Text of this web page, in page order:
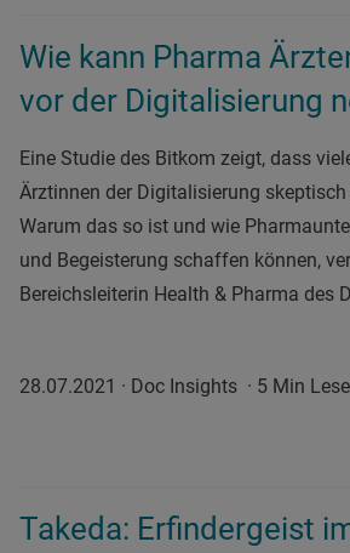
Wie kann Pharma
vor der Digitalisierung
Eine Studie des Bitkom zeigt, dass
Ärztinnen der Digitalisierung skeptisch
Warum das so ist und wie
und Begeisterung schaffen können,
Bereichsleiterin Health & Pharma des
28.07.2021 · Doc Insights · 5 Min
Takeda: Erfindergeist